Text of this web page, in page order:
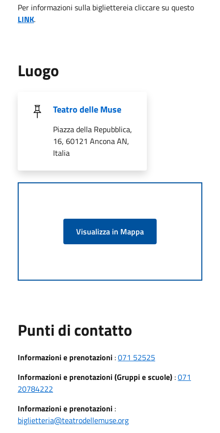
Per informazioni sulla bigliettereia cliccare su questo
LINK.
Luogo
Teatro delle Muse
Piazza della Repubblica,
16, 60121 Ancona AN,
Italia
Visualizza in Mappa
Punti di contatto
Informazioni e prenotazioni :071 52525
Informazioni e prenotazioni (Gruppi e scuole) :071
20784222
Informazioni e prenotazioni :
biglietteria@teatrodellemuse.org